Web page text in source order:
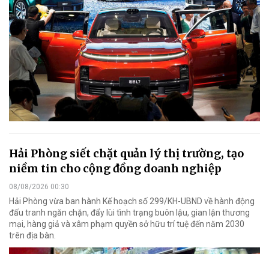
Hải Phòng siết chặt quản lý thị trường, tạo
niềm tin cho cộng đồng doanh nghiệp
08/08/2026 00:30
Hải Phòng vừa ban hành Kế hoạch số 299/KH-UBND về hành động
đấu tranh ngăn chặn, đẩy lùi tình trạng buôn lậu, gian lận thương
mại, hàng giả và xâm phạm quyền sở hữu trí tuệ đến năm 2030
trên địa bàn.